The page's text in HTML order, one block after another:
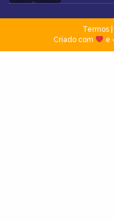
Termos|
Criado com
e